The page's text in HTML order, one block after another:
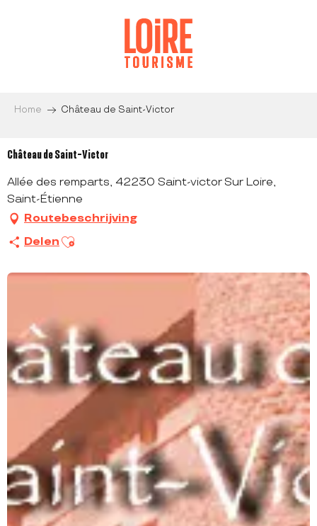
Home Château de Saint-Victor
Château de Saint-Victor
Allée des remparts, 42230 Saint-victor Sur Loire,
Saint-Étienne
Routebeschrijving
Delen Ajouter aux favoris